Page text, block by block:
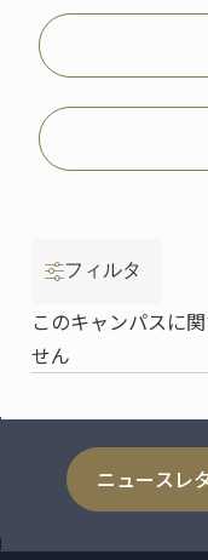
フィルタ
このキャンパスに
せん
ニュースレ